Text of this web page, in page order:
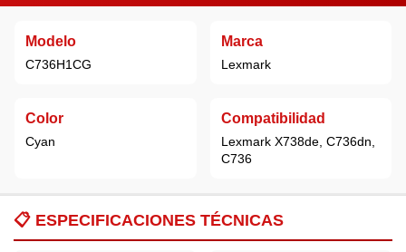
Modelo
C736H1CG
Marca
Lexmark
Color
Cyan
Compatibilidad
Lexmark X738de, C736dn,
C736
📋 ESPECIFICACIONES TÉCNICAS